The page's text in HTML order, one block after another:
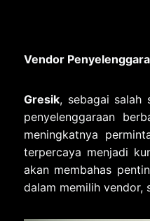
Vendor
Gresik, sebagai salah
penyelenggaraan
meningkatnya
terpercaya menjadi
akan membahas
dalam memilih vendor,